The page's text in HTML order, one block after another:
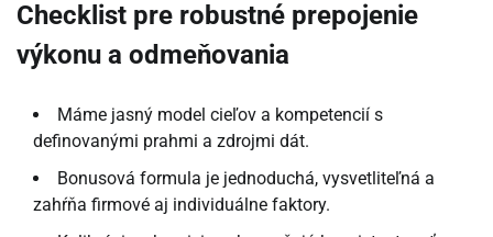
Checklist pre robustné prepojenie
výkonu a odmeňovania
Máme jasný model cieľov a kompetencií s
definovanými prahmi a zdrojmi dát.
Bonusová formula je jednoduchá, vysvetliteľná a
zahŕňa firmové aj individuálne faktory.